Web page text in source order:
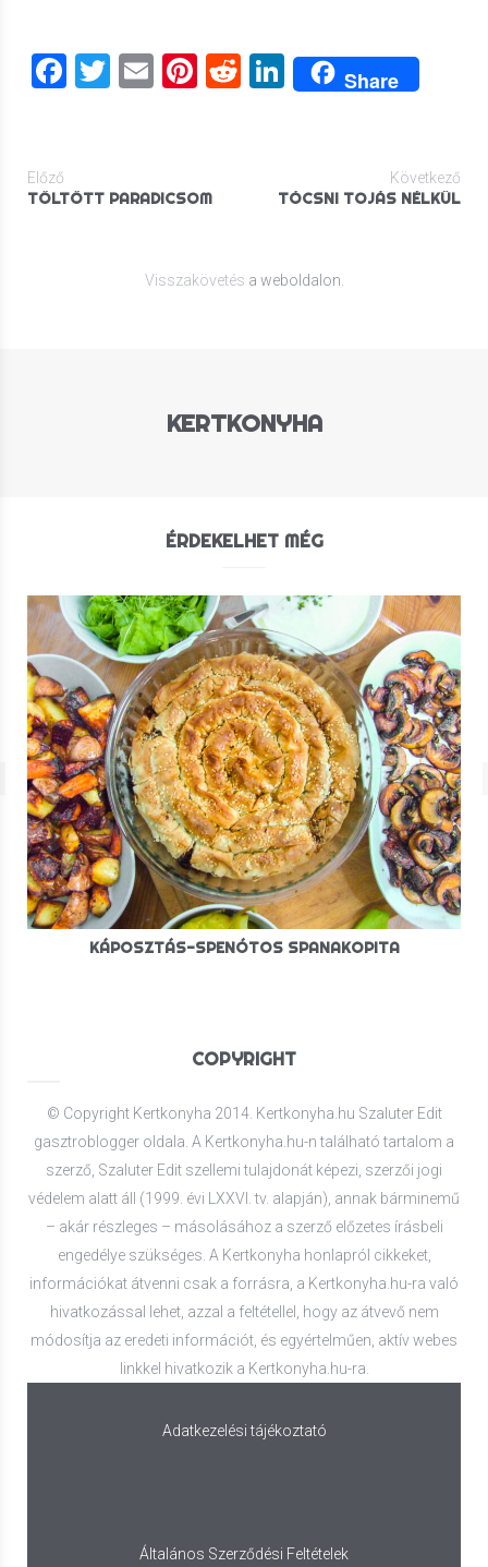
Facebook
Twitter
EmailPinterest
Reddit
LinkedIn
Share
Előző
TÖLTÖTT PARADICSOM
Következő
TÓCSNI TOJÁS NÉLKÜL
Visszakövetés a weboldalon.
KERTKONYHA
ÉRDEKELHET MÉG
KÁPOSZTÁS-SPENÓTOS SPANAKOPITA
COPYRIGHT
© Copyright Kertkonyha 2014. Kertkonyha.hu Szaluter Edit
gasztroblogger oldala. A Kertkonyha.hu-n található tartalom a
szerző, Szaluter Edit szellemi tulajdonát képezi, szerzői jogi
védelem alatt áll (1999. évi LXXVI. tv. alapján), annak bárminemű
– akár részleges – másolásához a szerző előzetes írásbeli
engedélye szükséges. A Kertkonyha honlapról cikkeket,
információkat átvenni csak a forrásra, a Kertkonyha.hu-ra való
hivatkozással lehet, azzal a feltétellel, hogy az átvevő nem
módosítja az eredeti információt, és egyértelműen, aktív webes
linkkel hivatkozik a Kertkonyha.hu-ra.
Adatkezelési tájékoztató
Általános Szerződési Feltételek